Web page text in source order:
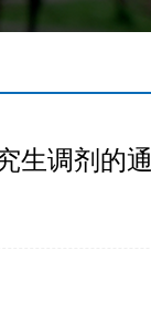
生调剂的